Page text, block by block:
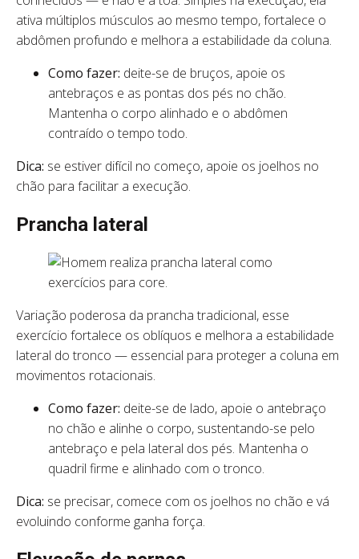
ativa múltiplos músculos ao mesmo tempo, fortalece o
abdômen profundo e melhora a estabilidade da coluna.
Como fazer: deite-se de bruços, apoie os
antebraços e as pontas dos pés no chão.
Mantenha o corpo alinhado e o abdômen
contraído o tempo todo.
Dica: se estiver difícil no começo, apoie os joelhos no
chão para facilitar a execução.
Prancha lateral
Variação poderosa da prancha tradicional, esse
exercício fortalece os oblíquos e melhora a estabilidade
lateral do tronco — essencial para proteger a coluna em
movimentos rotacionais.
Como fazer: deite-se de lado, apoie o antebraço
no chão e alinhe o corpo, sustentando-se pelo
antebraço e pela lateral dos pés. Mantenha o
quadril firme e alinhado com o tronco.
Dica: se precisar, comece com os joelhos no chão e vá
evoluindo conforme ganha força.